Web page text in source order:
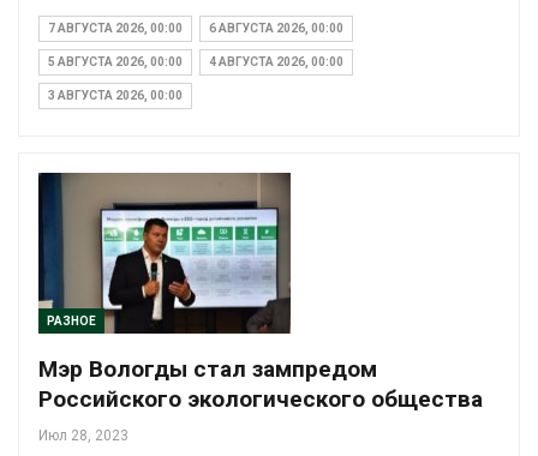
7 АВГУСТА 2026, 00:00 6 АВГУСТА 2026, 00:00
5 АВГУСТА 2026, 00:00 4 АВГУСТА 2026, 00:00
3 АВГУСТА 2026, 00:00
РАЗНОЕ
Мэр Вологды стал зампредом
Российского экологического общества
Июл 28, 2023